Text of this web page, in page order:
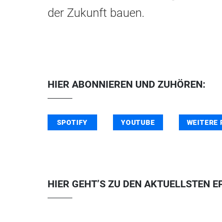
der Zukunft bauen.
HIER ABONNIEREN UND ZUHÖREN:
SPOTIFY YOUTUBE WEITERE
HIER GEHT’S ZU DEN AKTUELLSTEN